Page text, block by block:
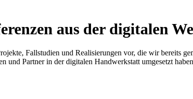
aus der digitalen
Fallstudien und Realisierungen vor, die wir bereits
und Partner in der digitalen Handwerkstatt umgesetzt